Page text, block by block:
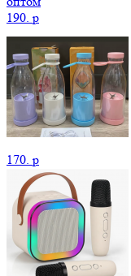
190. p
170. p